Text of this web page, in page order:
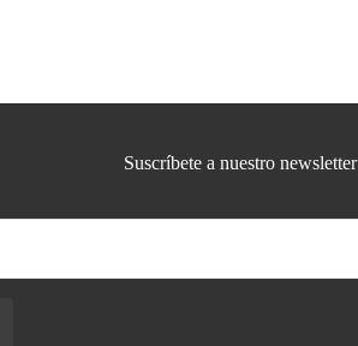
Suscríbete a nuestro newsletter